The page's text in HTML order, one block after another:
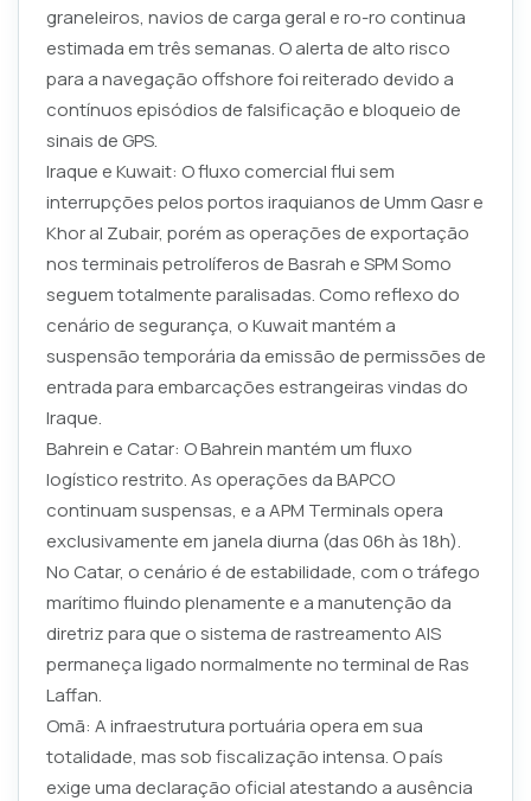
graneleiros, navios de carga geral e ro-ro continua
estimada em três semanas. O alerta de alto risco
para a navegação offshore foi reiterado devido a
contínuos episódios de falsificação e bloqueio de
sinais de GPS.
Iraque e Kuwait: O fluxo comercial flui sem
interrupções pelos portos iraquianos de Umm Qasr e
Khor al Zubair, porém as operações de exportação
nos terminais petrolíferos de Basrah e SPM Somo
seguem totalmente paralisadas. Como reflexo do
cenário de segurança, o Kuwait mantém a
suspensão temporária da emissão de permissões de
entrada para embarcações estrangeiras vindas do
Iraque.
Bahrein e Catar: O Bahrein mantém um fluxo
logístico restrito. As operações da BAPCO
continuam suspensas, e a APM Terminals opera
exclusivamente em janela diurna (das 06h às 18h).
No Catar, o cenário é de estabilidade, com o tráfego
marítimo fluindo plenamente e a manutenção da
diretriz para que o sistema de rastreamento AIS
permaneça ligado normalmente no terminal de Ras
Laffan.
Omã: A infraestrutura portuária opera em sua
totalidade, mas sob fiscalização intensa. O país
exige uma declaração oficial atestando a ausência